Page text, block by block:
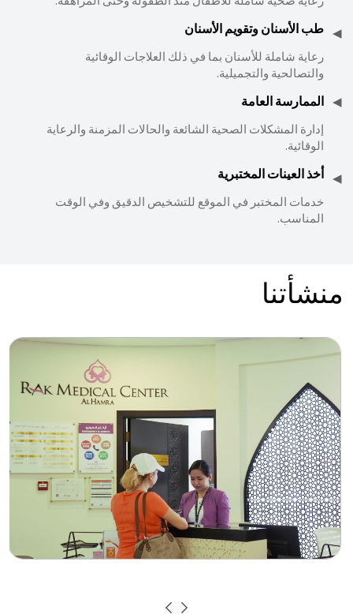
طب الأسنان وتقويم الأسنان
رعاية شاملة للأسنان بما في ذلك العلاجات الوقائية
والتصالحية والتجميلية.
الممارسة العامة
إدارة المشكلات الصحية الشائعة والحالات المزمنة والرعاية
الوقائية.
أخذ العينات المختبرية
خدمات المختبر في الموقع للتشخيص الدقيق وفي الوقت
المناسب.
منشأتنا